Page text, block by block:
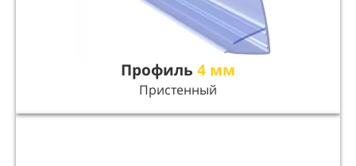
Профиль 4 мм
Пристенный